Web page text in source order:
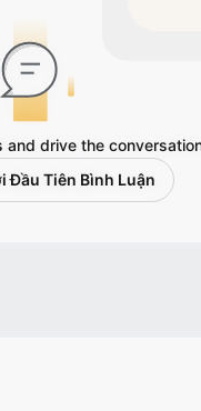
and drive the
Đầu Tiên Bình Luận